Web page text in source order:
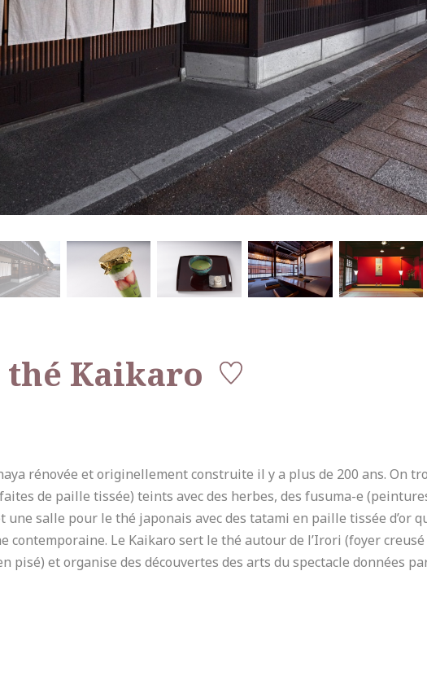
thé Kaikaro
rénovée et originellement construite il y a plus de 200 ans. On
de paille tissée) teints avec des herbes, des fusuma-e
salle pour le thé japonais avec des tatami en paille tissée d’or
contemporaine. Le Kaikaro sert le thé autour de l’Irori (foyer
pisé) et organise des découvertes des arts du spectacle données